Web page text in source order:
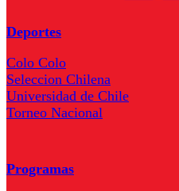
Deportes
Colo Colo
Seleccion Chilena
Universidad de Chile
Torneo Nacional
Programas